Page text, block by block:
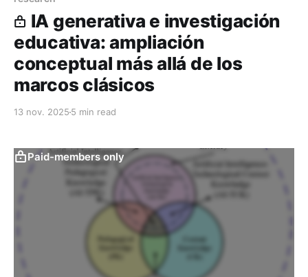
IA generativa e investigación
educativa: ampliación
conceptual más allá de los
marcos clásicos
13 nov. 2025 5 min read
Paid-members only